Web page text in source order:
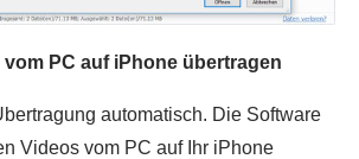
PC auf iPhone übertragen
automatisch. Die Software
Videos vom PC auf Ihr iPhone